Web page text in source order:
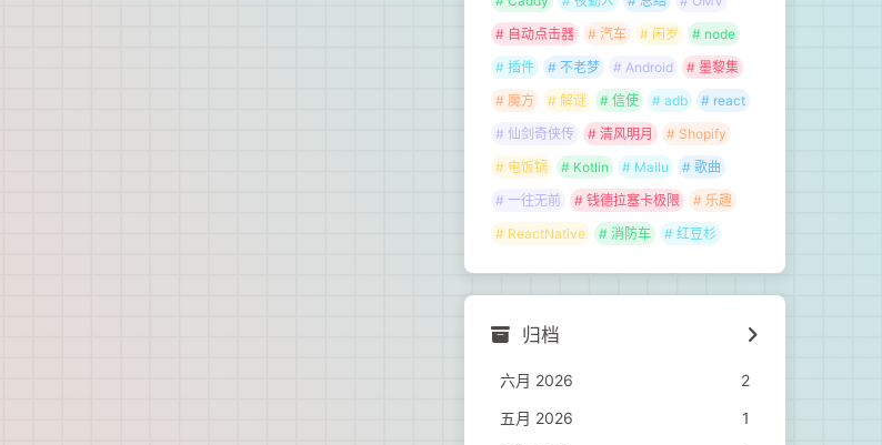
# 自动点击器
# 汽车 # 闲岁
# node
# 插件
# 不老梦 # Android
# 墨黎集
# 魔方
# 解谜 # 信使 # adb
# react
# 仙剑奇侠传
# 清风明月
# Shopify
# 电饭锅
# Kotlin # Mailu
# 歌曲
# 一往无前
# 钱德拉塞卡极限
# 乐趣
# ReactNative
# 消防车 # 红豆杉
归档
六月 2026
2
五月 2026
1